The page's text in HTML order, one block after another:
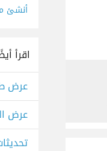
أنشئ
اقرأ
عرض
عرض العطلة